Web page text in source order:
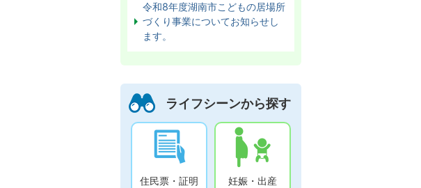
令和8年度湖南市こどもの居場所
づくり事業についてお知らせし
ます。
ライフシーンから探す
住民票・証明 妊娠・出産